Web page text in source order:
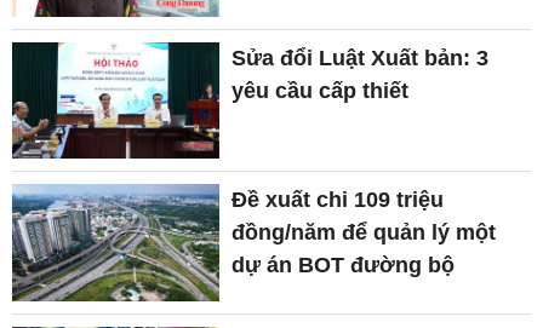
Sửa đổi Luật Xuất bản: 3
yêu cầu cấp thiết
Đề xuất chi 109 triệu
đồng/năm để quản lý một
dự án BOT đường bộ